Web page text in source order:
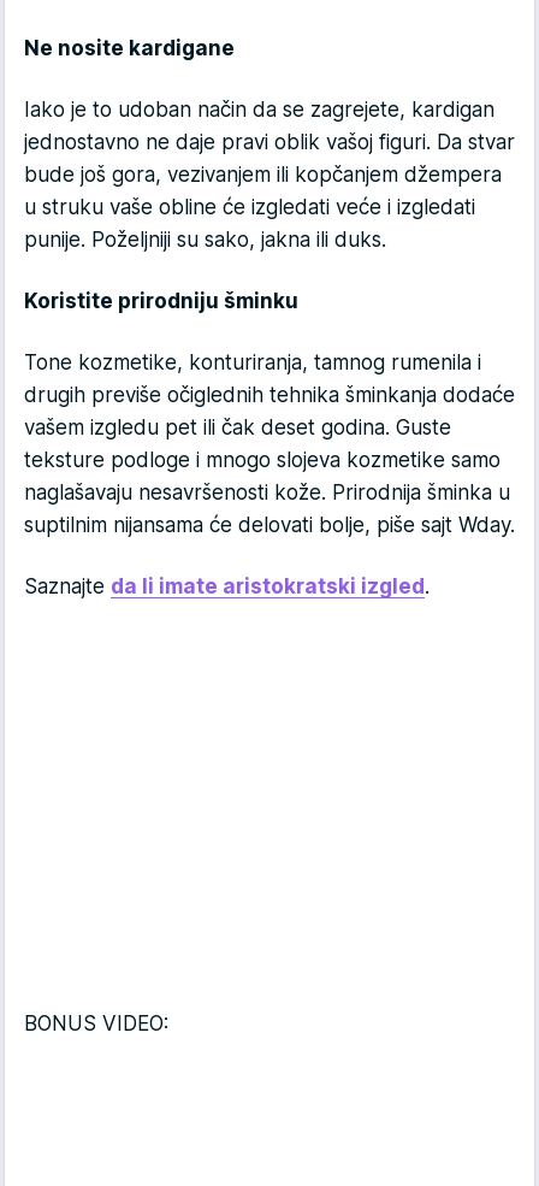
Ne nosite kardigane
Iako je to udoban način da se zagrejete, kardigan
jednostavno ne daje pravi oblik vašoj figuri. Da stvar
bude još gora, vezivanjem ili kopčanjem džempera
u struku vaše obline će izgledati veće i izgledati
punije. Poželjniji su sako, jakna ili duks.
Koristite prirodniju šminku
Tone kozmetike, konturiranja, tamnog rumenila i
drugih previše očiglednih tehnika šminkanja dodaće
vašem izgledu pet ili čak deset godina. Guste
teksture podloge i mnogo slojeva kozmetike samo
naglašavaju nesavršenosti kože. Prirodnija šminka u
suptilnim nijansama će delovati bolje, piše sajt Wday.
Saznajte da li imate aristokratski izgled.
BONUS VIDEO: